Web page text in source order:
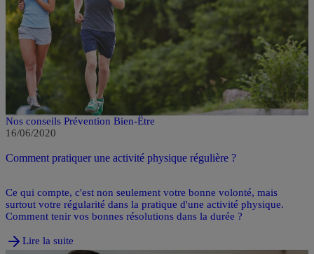
Nos conseils Prévention Bien-Être
16/06/2020
Comment pratiquer une activité physique régulière ?
Ce qui compte, c'est non seulement votre bonne volonté, mais
surtout votre régularité dans la pratique d'une activité physique.
Comment tenir vos bonnes résolutions dans la durée ?
Lire la suite